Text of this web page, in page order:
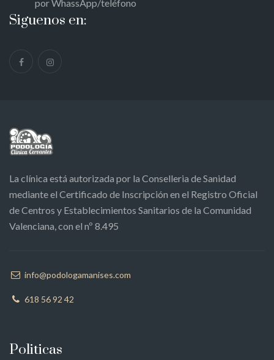
por WhassApp/teléfono
Siguenos en:
La clínica está autorizada por la Conselleria de Sanidad
mediante el Certificado de Inscripción en el Registro Oficial
de Centros y Establecimientos Sanitarios de la Comunidad
Valenciana, con el nº 8.495
info@podologamanises.com
618 56 92 42
Politicas